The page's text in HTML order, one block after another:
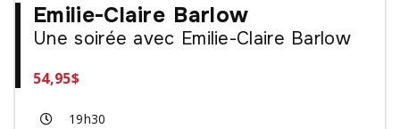
Emilie-Claire Barlow
Une soirée avec Emilie-Claire Barlow
54,95$
19h30